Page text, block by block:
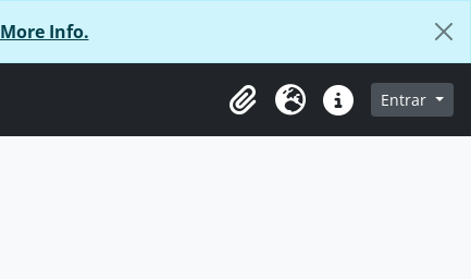
More Info.
Área de transferência
Idioma Ligações rápidas
Entrar